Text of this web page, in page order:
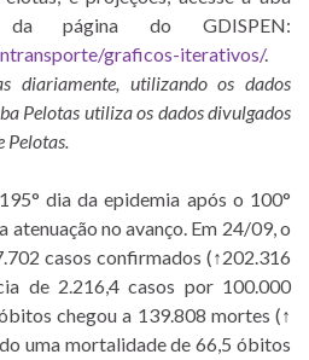
da página do GDISPEN:
graficos-iterativos/.
diariamente, utilizando os dados
Pelotas utiliza os dados divulgados
Pelotas.
dia da epidemia após o 100°
atenuação no avanço. Em 24/09, o
casos confirmados (↑202.316
de 2.216,4 casos por 100.000
chegou a 139.808 mortes (↑
uma mortalidade de 66,5 óbitos